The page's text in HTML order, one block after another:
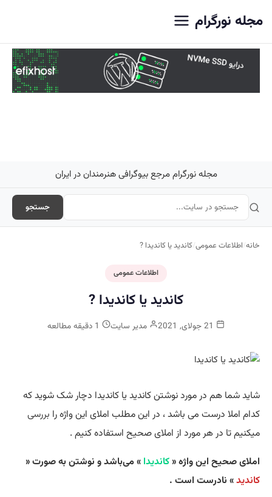
مجله نورگرام
مجله نورگرام مرجع بیوگرافی هنرمندان در ایران
جستجو
خانه/اطلاعات عمومی/کاندید یا کاندیدا ?
اطلاعات عمومی
کاندید یا کاندیدا ?
مدیر سایت
شاید شما هم در مورد نوشتن کاندید یا کاندیدا دچار شک شوید که
کدام املا درست می باشد ، در این مطلب املای این واژه را بررسی
میکنیم تا در هر مورد از املای صحیح استفاده کنیم .
املای صحیح این واژه «کاندیدا » می‌باشد و نوشتن به صورت «
کاندید» نادرست است .